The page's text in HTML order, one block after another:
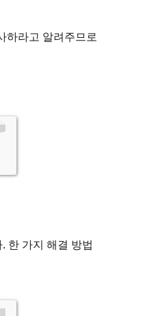
하라고 알려주므로
한 가지 해결 방법